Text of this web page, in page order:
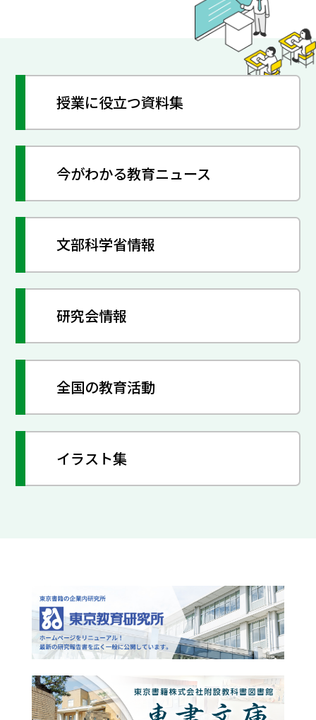
授業に役立つ資料集
今がわかる教育ニュース
文部科学省情報
研究会情報
全国の教育活動
イラスト集